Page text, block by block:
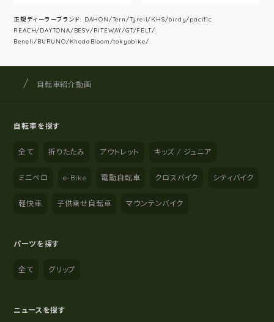
正規ディーラーブランド: DAHON/Tern/Tyrell/KHS/birdy/pacific
REACH/DAYTONA/BESV/RITEWAY/GT/FELT/
Beneli/BURUNO/KhodaBloom/tokyobike/
サイト内の現在地
サイクルショップナカゴヤ
自転車紹介動画
自転車を探す
全て 折りたたみ アウトレット キッズ / ジュニア
ミニベロ e-Bike 電動自転車 クロスバイク シティバイク
軽快車 子供乗せ自転車 マウンテンバイク
パーツを探す
全て グリップ
ニュースを探す